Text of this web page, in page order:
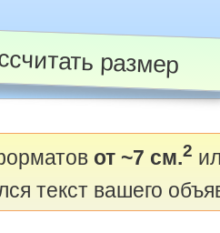
размер
от ~7 см.2
текст вашего